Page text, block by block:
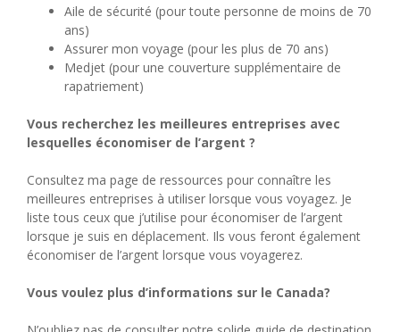
Aile de sécurité (pour toute personne de moins de 70
ans)
Assurer mon voyage (pour les plus de 70 ans)
Medjet (pour une couverture supplémentaire de
rapatriement)
Vous recherchez les meilleures entreprises avec
lesquelles économiser de l’argent ?
Consultez ma page de ressources pour connaître les
meilleures entreprises à utiliser lorsque vous voyagez. Je
liste tous ceux que j’utilise pour économiser de l’argent
lorsque je suis en déplacement. Ils vous feront également
économiser de l’argent lorsque vous voyagerez.
Vous voulez plus d’informations sur le Canada?